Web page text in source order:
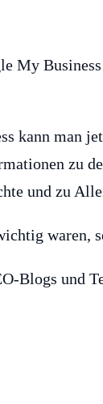
My
kann man
zu
und zu
waren,
Blogs und